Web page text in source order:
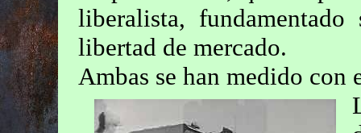
liberalista,
libertad de mercado.
Ambas se han medido con